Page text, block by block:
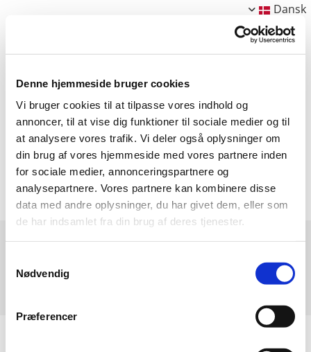
Denne hjemmeside bruger cookies
Vi bruger cookies til at tilpasse vores indhold og
annoncer, til at vise dig funktioner til sociale medier og til
at analysere vores trafik. Vi deler også oplysninger om
din brug af vores hjemmeside med vores partnere inden
for sociale medier, annonceringspartnere og
analysepartnere. Vores partnere kan kombinere disse
data med andre oplysninger, du har givet dem, eller som
de har indsamlet fra din brug af deres tjenester.
Nødvendig
Præferencer
Dansk
Her er de malerier, som du også kan se i
mit galleri i Roskilde efter aftale. Kontakt:
betmalling@gmail.com.